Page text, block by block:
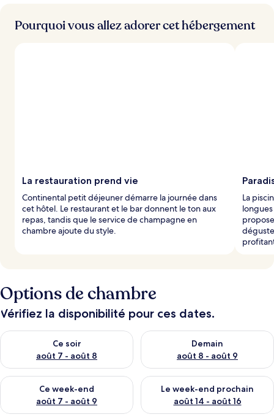
i
e
e
s
s
Pourquoi vous allez adorer cet hébergement
La restauration prend vie
Continental petit déjeuner démarre la journée dans
cet hôtel. Le restaurant et le bar donnent le ton aux
repas, tandis que le service de champagne en
chambre ajoute du style.
La
Options de chambre
Vérifiez la disponibilité pour ces dates.
Ce soir
août 7 - août 8
Vérifier la disponibilité pour ce soir août 7 - août 8
Demain
août 8 - août 9
Vérifier la disponibilité pour
Ce week-end
août 7 - août 9
Vérifier la disponibilité pour ce week-end août 7 - août 9
Le week-end prochain
août 14 - août 16
Vérifier la disponibilité pour